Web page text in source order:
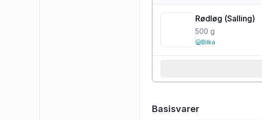
Rødløg (Salling)
500 g
Bilka
Basisvarer